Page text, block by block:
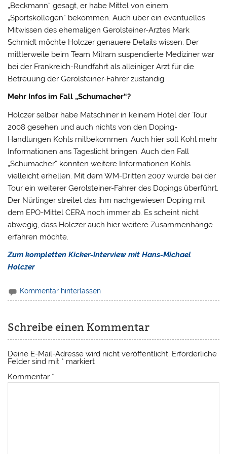
„Beckmann“ gesagt, er habe Mittel von einem
„Sportskollegen“ bekommen. Auch über ein eventuelles
Mitwissen des ehemaligen Gerolsteiner-Arztes Mark
Schmidt möchte Holczer genauere Details wissen. Der
mittlerweile beim Team Milram suspendierte Mediziner war
bei der Frankreich-Rundfahrt als alleiniger Arzt für die
Betreuung der Gerolsteiner-Fahrer zuständig.
Mehr Infos im Fall „Schumacher“?
Holczer selber habe Matschiner in keinem Hotel der Tour
2008 gesehen und auch nichts von den Doping-
Handlungen Kohls mitbekommen. Auch hier soll Kohl mehr
Informationen ans Tageslicht bringen. Auch den Fall
„Schumacher“ könnten weitere Informationen Kohls
vielleicht erhellen. Mit dem WM-Dritten 2007 wurde bei der
Tour ein weiterer Gerolsteiner-Fahrer des Dopings überführt.
Der Nürtinger streitet das ihm nachgewiesen Doping mit
dem EPO-Mittel CERA noch immer ab. Es scheint nicht
abwegig, dass Holczer auch hier weitere Zusammenhänge
erfahren möchte.
Zum kompletten Kicker-Interview mit Hans-Michael
Holczer
Kommentar hinterlassen
Schreibe einen Kommentar
Deine E-Mail-Adresse wird nicht veröffentlicht. Erforderliche
Felder sind mit * markiert
Kommentar *